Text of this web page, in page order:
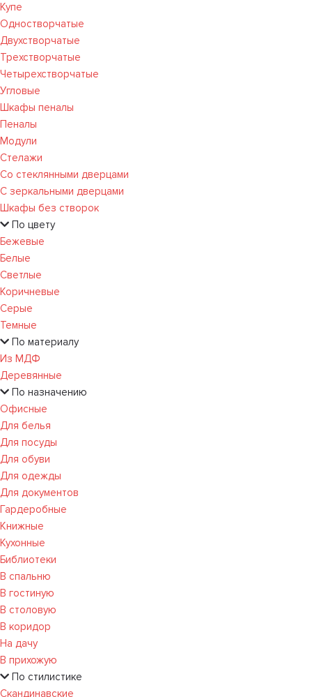
Купе
Одностворчатые
Двухстворчатые
Трехстворчатые
Четырехстворчатые
Угловые
Шкафы пеналы
Пеналы
Модули
Стелажи
Со стеклянными дверцами
С зеркальными дверцами
Шкафы без створок
По цвету
Бежевые
Белые
Светлые
Коричневые
Серые
Темные
По материалу
Из МДФ
Деревянные
По назначению
Офисные
Для белья
Для посуды
Для обуви
Для одежды
Для документов
Гардеробные
Книжные
Кухонные
Библиотеки
В спальню
В гостиную
В столовую
В коридор
На дачу
В прихожую
По стилистике
Скандинавские